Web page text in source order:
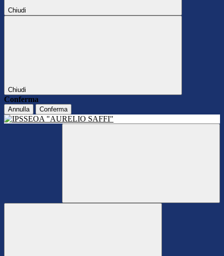
Chiudi
Chiudi
Conferma
Annulla Conferma